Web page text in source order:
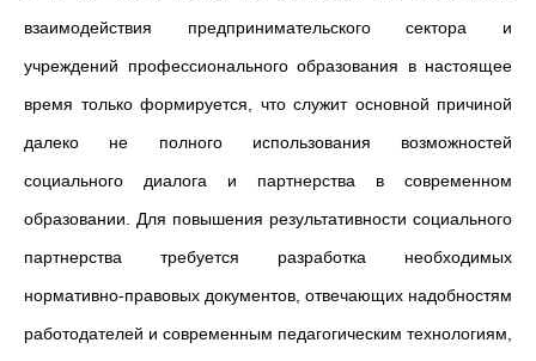
взаимодействия предпринимательского сектора и
учреждений профессионального образования в настоящее
время только формируется, что служит основной причиной
далеко не полного использования возможностей
социального диалога и партнерства в современном
образовании. Для повышения результативности социального
партнерства требуется разработка необходимых
нормативно-правовых документов, отвечающих надобностям
работодателей и современным педагогическим технологиям,